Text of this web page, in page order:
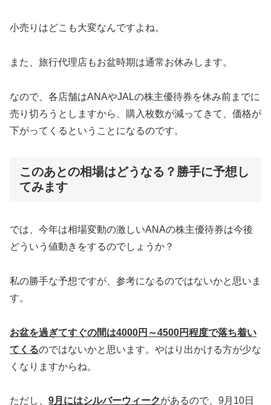
小売りはどこも大変なんですよね。
また、旅行代理店もお盆時期は通常お休みします。
なので、各店舗はANAやJALの株主優待券を休み前までに
売り切ろうとしますから、購入枚数が減ってきて、価格が
下がってくるということになるのです。
このあとの相場はどうなる？勝手に予想し
てみます
では、今年は相場変動の激しいANAの株主優待券は今後
どういう値動きをするのでしょうか？
私の勝手な予想ですが、参考になるのではないかと思いま
す。
お盆を過ぎてすぐの間は4000円～4500円程度で落ち着い
てくるのではないかと思います。やはり出かける方が少な
くなりますからね。
ただし、 9月にはシルバーウィークがあるので、9月10日